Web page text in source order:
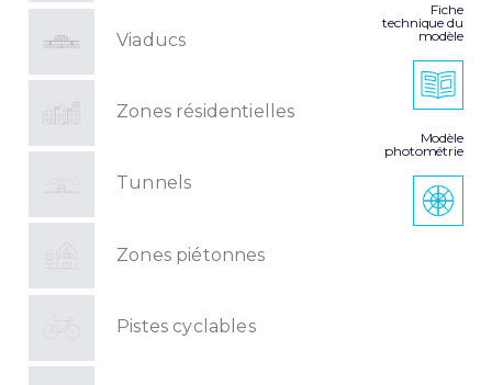
Viaducs
Zones résidentielles
Tunnels
Zones piétonnes
Pistes cyclables
Fiche
technique du
modèle
Modèle
photométrie